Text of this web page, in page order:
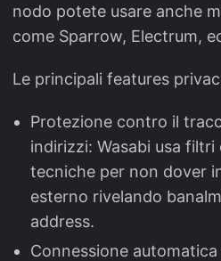
nodo potete usare anche
come Sparrow, Electrum,
Le principali features
Protezione contro il
indirizzi: Wasabi usa
tecniche per non dover
esterno rivelando
address.
Connessione